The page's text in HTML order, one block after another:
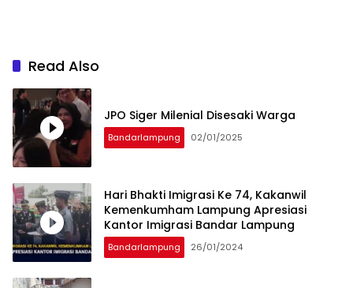
Read Also
JPO Siger Milenial Disesaki Warga
Bandarlampung 02/01/2025
Hari Bhakti Imigrasi Ke 74, Kakanwil
Kemenkumham Lampung Apresiasi
Kantor Imigrasi Bandar Lampung
Bandarlampung 26/01/2024